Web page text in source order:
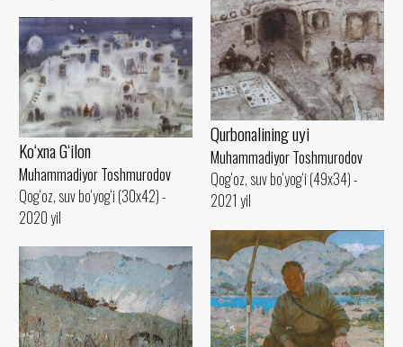
Qurbonalining uyi
Muhammadiyor Toshmurodov
Qog‘oz, suv bo‘yog‘i (49x34) -
2021 yil
Ko‘xna G‘ilon
Muhammadiyor Toshmurodov
Qog‘oz, suv bo‘yog‘i (30x42) -
2020 yil